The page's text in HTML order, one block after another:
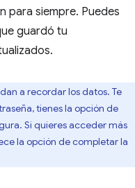
para siempre. Puedes
guardó tu
a recordar los datos. Te
tienes la opción de
Si quieres acceder más
la opción de completar la